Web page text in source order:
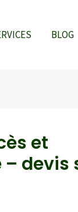
BLOG
et
devis